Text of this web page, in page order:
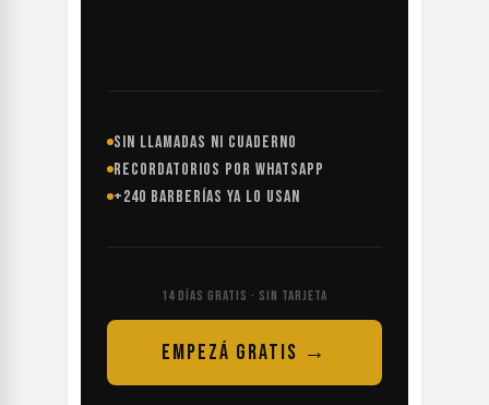
SIN LLAMADAS NI CUADERNO
RECORDATORIOS POR WHATSAPP
+240 BARBERÍAS YA LO USAN
14 DÍAS GRATIS · SIN TARJETA
EMPEZÁ GRATIS →